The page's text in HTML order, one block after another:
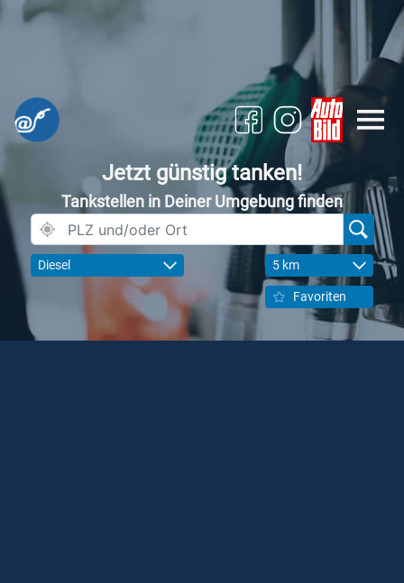
Jetzt günstig tanken!
Tankstellen in Deiner Umgebung finden
Diesel 5 km
Favoriten